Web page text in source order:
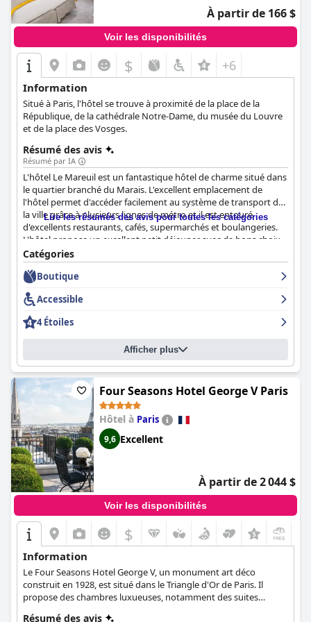
À partir de 166 $
Voir les disponibilités
$ +6
Information
Situé à Paris, l'hôtel se trouve à proximité de la place de la
République, de la cathédrale Notre-Dame, du musée du Louvre
et de la place des Vosges.
Résumé des avis
Résumé par IA
L'hôtel Le Mareuil est un fantastique hôtel de charme situé dans
le quartier branché du Marais. L'excellent emplacement de
l'hôtel permet d'accéder facilement au système de transport de
la ville grâce à plusieurs lignes de métro et il est entouré
d'excellents restaurants, cafés, supermarchés et boulangeries.
L'hôtel propose un excellent petit déjeuner avec de bons choix
de produits, une large sélection et des ingrédients frais. Les
chambres sont douillettes, confortables et modernes,
exceptionnellement propres et bien équipées. Le personnel est
incroyablement amical et professionnel, offrant un service à la
clientèle exceptionnel. Le spa de l'hôtel est très apprécié et les
lits sont spacieux et de bonne qualité, offrant une bonne nuit de
sommeil. Dans l'ensemble, l'hôtel Le Mareuil offre un séjour
agréable et confortable en mettant l'accent sur la propreté, la
satisfaction des clients et l'attention portée aux détails.
Lire les résumés des avis pour toutes les catégories
Catégories
Boutique
Accessible
4 Étoiles
Afficher plus
Four Seasons Hotel George V Paris
Hôtel à Paris
9,6 Excellent
À partir de 2 044 $
Voir les disponibilités
$
Information
Le Four Seasons Hotel George V, un monument art déco
construit en 1928, est situé dans le Triangle d'Or de Paris. Il
propose des chambres luxueuses, notamment des suites
Résumé des avis